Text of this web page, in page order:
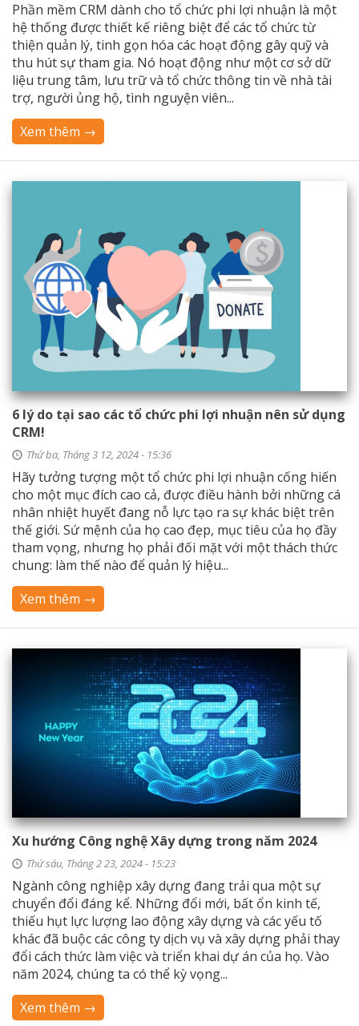
Phần mềm CRM dành cho tổ chức phi lợi nhuận là một
hệ thống được thiết kế riêng biệt để các tổ chức từ
thiện quản lý, tinh gọn hóa các hoạt động gây quỹ và
thu hút sự tham gia. Nó hoạt động như một cơ sở dữ
liệu trung tâm, lưu trữ và tổ chức thông tin về nhà tài
trợ, người ủng hộ, tình nguyện viên...
Xem thêm →
6 lý do tại sao các tổ chức phi lợi nhuận nên sử dụng
CRM!
Thứ ba, Tháng 3 12, 2024 - 15:36
Hãy tưởng tượng một tổ chức phi lợi nhuận cống hiến
cho một mục đích cao cả, được điều hành bởi những cá
nhân nhiệt huyết đang nỗ lực tạo ra sự khác biệt trên
thế giới. Sứ mệnh của họ cao đẹp, mục tiêu của họ đầy
tham vọng, nhưng họ phải đối mặt với một thách thức
chung: làm thế nào để quản lý hiệu...
Xem thêm →
Xu hướng Công nghệ Xây dựng trong năm 2024
Thứ sáu, Tháng 2 23, 2024 - 15:23
Ngành công nghiệp xây dựng đang trải qua một sự
chuyển đổi đáng kể. Những đổi mới, bất ổn kinh tế,
thiếu hụt lực lượng lao động xây dựng và các yếu tố
khác đã buộc các công ty dịch vụ và xây dựng phải thay
đổi cách thức làm việc và triển khai dự án của họ. Vào
năm 2024, chúng ta có thể kỳ vọng...
Xem thêm →